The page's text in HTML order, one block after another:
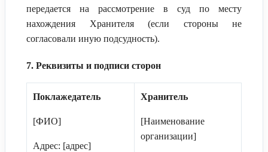
передается на рассмотрение в суд по месту
нахождения Хранителя (если стороны не
согласовали иную подсудность).
7. Реквизиты и подписи сторон
Поклажедатель
[ФИО]
Адрес: [адрес]
Хранитель
[Наименование
организации]